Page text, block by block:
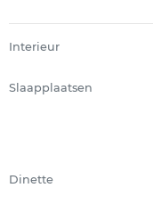
Interieur
Slaapplaatsen
Dinette